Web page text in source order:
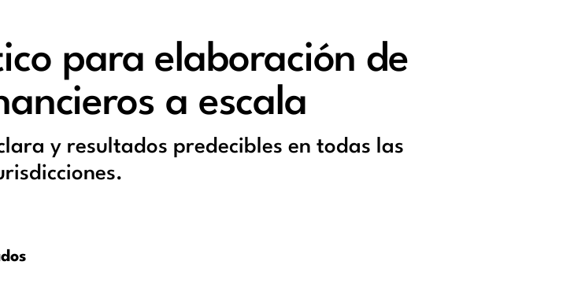
para elaboración de
a escala
y resultados predecibles en todas las